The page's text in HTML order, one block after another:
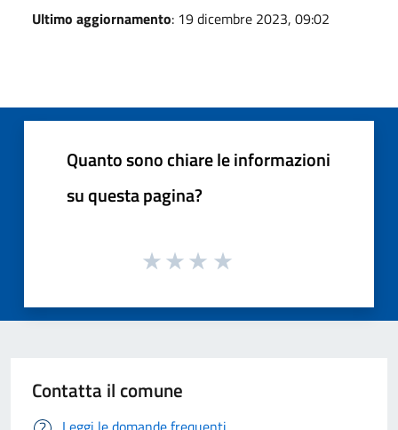
Ultimo aggiornamento: 19 dicembre 2023, 09:02
Quanto sono chiare le informazioni
su questa pagina?
Contatta il comune